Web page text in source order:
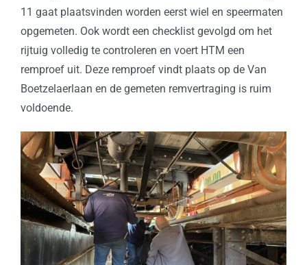
11 gaat plaatsvinden worden eerst wiel en speermaten
opgemeten. Ook wordt een checklist gevolgd om het
rijtuig volledig te controleren en voert HTM een
remproef uit. Deze remproef vindt plaats op de Van
Boetzelaerlaan en de gemeten remvertraging is ruim
voldoende.